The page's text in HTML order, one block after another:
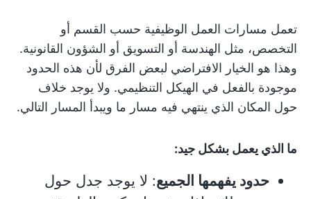
تعمل مسارات العمل الوظيفية حسب القسم أو
التخصص، مثل الهندسة أو التسويق أو الشؤون القانونية.
وهذا هو الخيار الافتراضي لبعض الفرق لأن هذه الحدود
موجودة بالفعل في الهيكل التنظيمي. ولا يوجد خلاف
حول المكان الذي ينتهي فيه مسار ما ويبدأ المسار التالي.
ما الذي يعمل بشكل جيد:
حدود يفهمها الجميع: لا يوجد جدل حول